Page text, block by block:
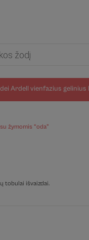
Ardell vienfazius gelinius
žymomis “oda”
tobulai išvaizdai.